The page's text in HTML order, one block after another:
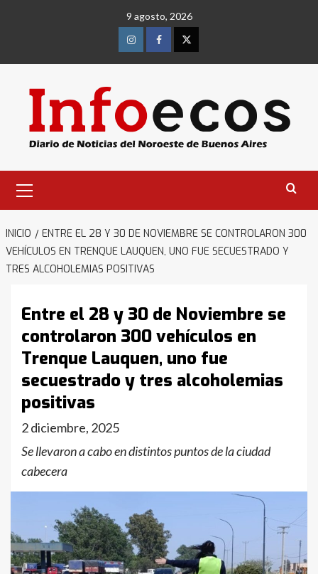
9 agosto, 2026
InstagramFacebookTwitter
primario
INICIO
ENTRE EL 28 Y 30 DE NOVIEMBRE SE CONTROLARON 300
VEHÍCULOS EN TRENQUE LAUQUEN, UNO FUE SECUESTRADO Y
TRES ALCOHOLEMIAS POSITIVAS
Entre el 28 y 30 de Noviembre se
controlaron 300 vehículos en
Trenque Lauquen, uno fue
secuestrado y tres alcoholemias
positivas
2 diciembre, 2025
Se llevaron a cabo en distintos puntos de la ciudad
cabecera